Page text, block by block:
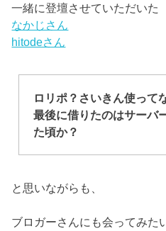
一緒に登壇させていただいた
なかじさん
hitodeさん
ロリポ？さいきん使って
最後に借りたのはサーバ
た頃か？
と思いながらも、
ブロガーさんにも会ってみた